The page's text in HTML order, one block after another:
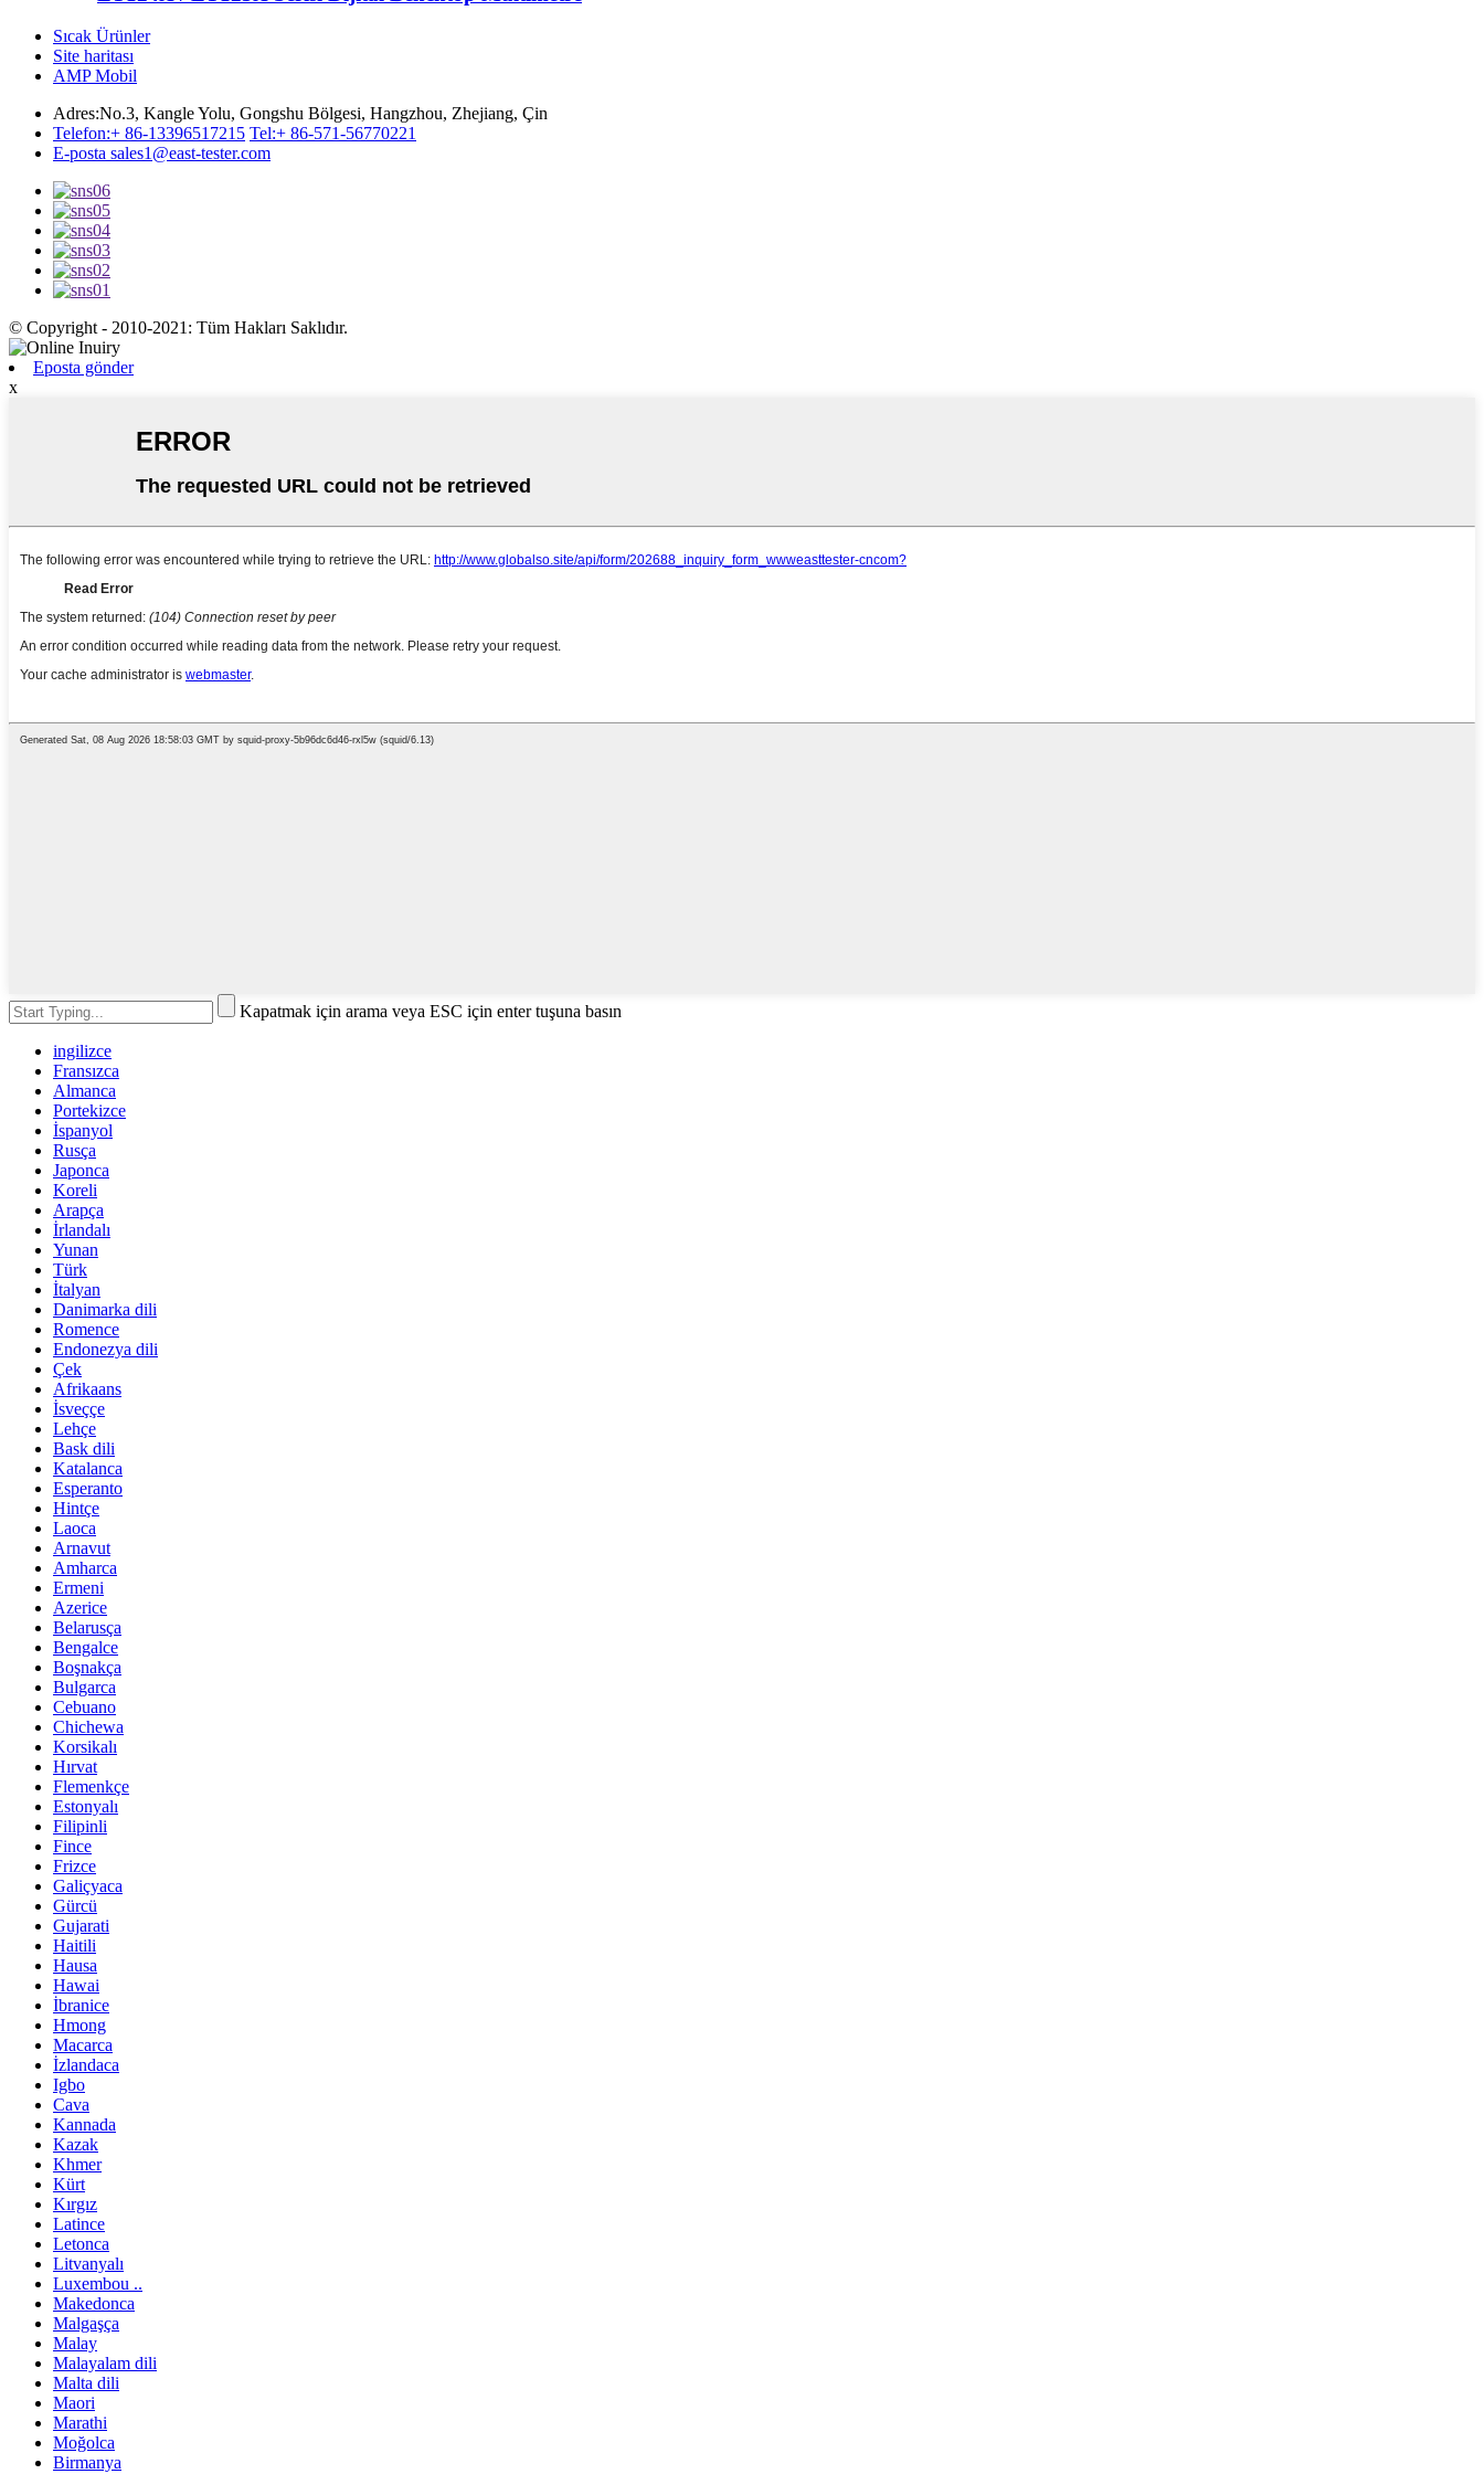
Sıcak Ürünler
Site haritası
AMP Mobil
Adres:No.3, Kangle Yolu, Gongshu Bölgesi, Hangzhou, Zhejiang, Çin
Telefon:+ 86-13396517215 Tel:+ 86-571-56770221
E-posta sales1@east-tester.com
© Copyright - 2010-2021: Tüm Hakları Saklıdır.
Eposta gönder
x
Kapatmak için arama veya ESC için enter tuşuna basın
ingilizce
Fransızca
Almanca
Portekizce
İspanyol
Rusça
Japonca
Koreli
Arapça
İrlandalı
Yunan
Türk
İtalyan
Danimarka dili
Romence
Endonezya dili
Çek
Afrikaans
İsveççe
Lehçe
Bask dili
Katalanca
Esperanto
Hintçe
Laoca
Arnavut
Amharca
Ermeni
Azerice
Belarusça
Bengalce
Boşnakça
Bulgarca
Cebuano
Chichewa
Korsikalı
Hırvat
Flemenkçe
Estonyalı
Filipinli
Fince
Frizce
Galiçyaca
Gürcü
Gujarati
Haitili
Hausa
Hawai
İbranice
Hmong
Macarca
İzlandaca
Igbo
Cava
Kannada
Kazak
Khmer
Kürt
Kırgız
Latince
Letonca
Litvanyalı
Luxembou ..
Makedonca
Malgaşça
Malay
Malayalam dili
Malta dili
Maori
Marathi
Moğolca
Birmanya